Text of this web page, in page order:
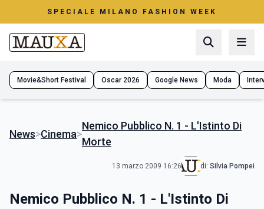
SPECIALE MILANO FASHION WEEK
Movie&Short Festival Oscar 2026 Google News Moda
News>Cinema>
Nemico Pubblico N. 1 - L'Istinto Di
Morte
13 marzo 2009 16:26 di: Silvia Pompei
Nemico Pubblico N. 1 - L'Istinto Di